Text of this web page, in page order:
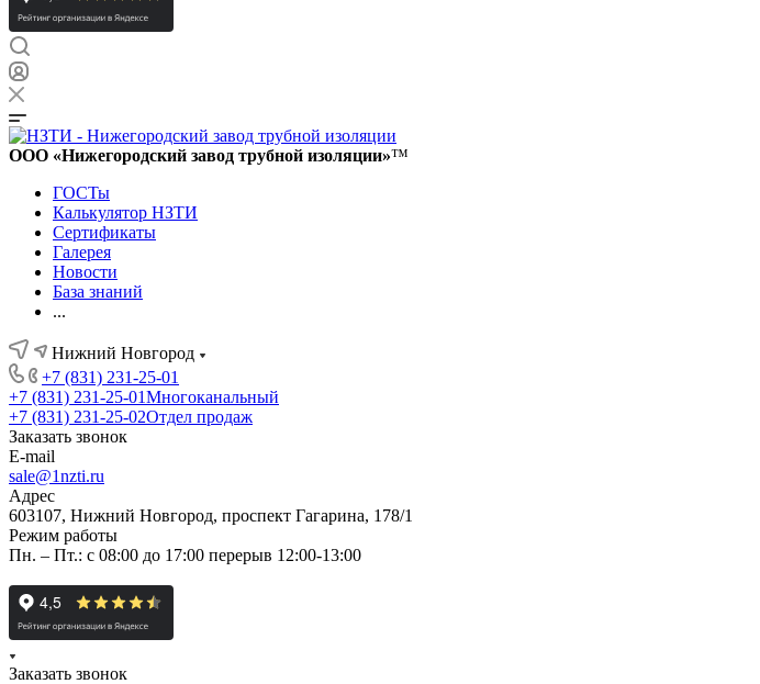
ООО «Нижегородский завод трубной изоляции»™
ГОСТы
Калькулятор НЗТИ
Сертификаты
Галерея
Новости
База знаний
...
Нижний Новгород
+7 (831) 231-25-01
+7 (831) 231-25-01Многоканальный
+7 (831) 231-25-02Отдел продаж
Заказать звонок
E-mail
sale@1nzti.ru
Адрес
603107, Нижний Новгород, проспект Гагарина, 178/1
Режим работы
Пн. – Пт.: с 08:00 до 17:00 перерыв 12:00-13:00
Заказать звонок